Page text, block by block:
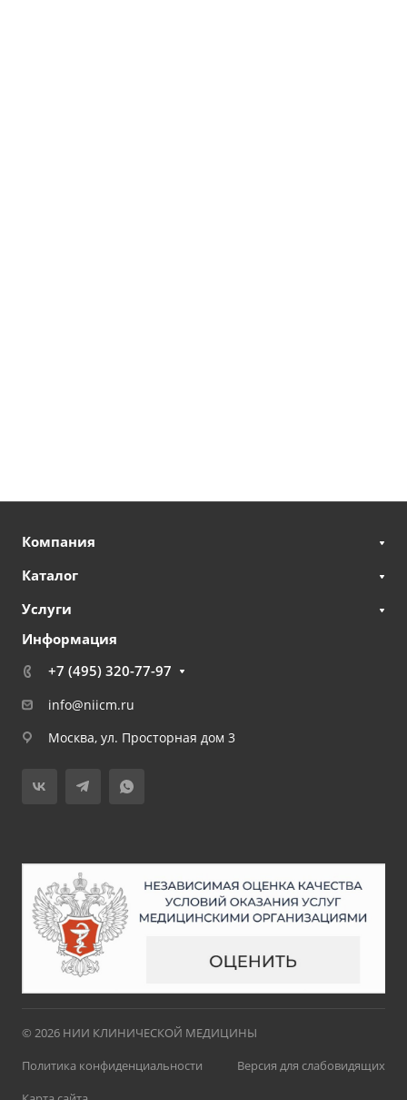
Компания
Каталог
Услуги
Информация
+7 (495) 320-77-97
info@niicm.ru
Москва, ул. Просторная дом 3
© 2026 НИИ КЛИНИЧЕСКОЙ МЕДИЦИНЫ
Политика конфиденциальности
Версия для слабовидящих